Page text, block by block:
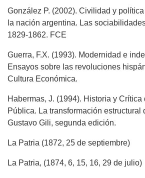
González P. (2002). Civilidad y
la nación argentina. Las
1829-1862. FCE
Guerra, F.X. (1993). Modernidad e
Ensayos sobre las revoluciones
Cultura Económica.
Habermas, J. (1994). Historia y Crítica
Pública. La transformación estructural
Gustavo Gili, segunda edición.
La Patria (1872, 25 de septiembre)
La Patria, (1874, 6, 15, 16, 29 de julio)